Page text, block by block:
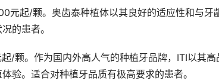
的患者。
验。适合对种植牙品质有极高要求的患者。